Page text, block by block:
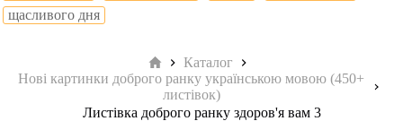
щасливого дня
Головна
Каталог
Нові картинки доброго ранку українською мовою (450+
листівок)
Листівка доброго ранку здоров'я вам 3